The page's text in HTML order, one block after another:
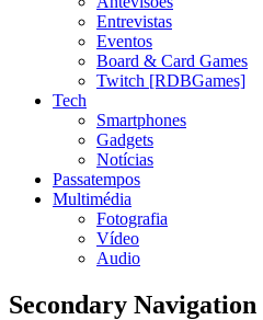
Entrevistas
Eventos
Board & Card Games
Twitch [RDBGames]
Tech
Smartphones
Gadgets
Notícias
Passatempos
Multimédia
Fotografia
Vídeo
Audio
Secondary Navigation